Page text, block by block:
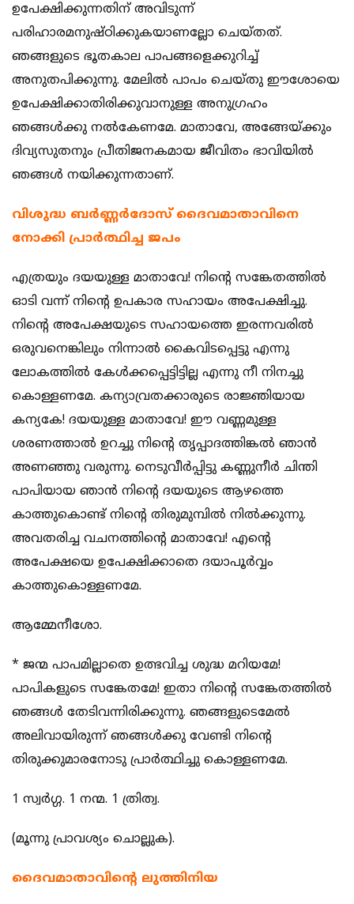
ഉപേക്ഷിക്കുന്നതിന് അവിടുന്ന്‍
പരിഹാരമനുഷ്ഠിക്കുകയാണല്ലോ ചെയ്തത്.
ഞങ്ങളുടെ ഭൂതകാല പാപങ്ങളെക്കുറിച്ച്
അനുതപിക്കുന്നു. മേലില്‍ പാപം ചെയ്തു ഈശോയെ
ഉപേക്ഷിക്കാതിരിക്കുവാനുള്ള അനുഗ്രഹം
ഞങ്ങള്‍ക്കു നല്‍കേണമേ. മാതാവേ, അങ്ങേയ്ക്കും
ദിവ്യസുതനും പ്രീതിജനകമായ ജീവിതം ഭാവിയില്‍
ഞങ്ങള്‍ നയിക്കുന്നതാണ്.
വിശുദ്ധ ബര്‍ണ്ണര്‍ദോസ് ദൈവമാതാവിനെ
നോക്കി പ്രാര്‍ത്ഥിച്ച ജപം
എത്രയും ദയയുള്ള മാതാവേ! നിന്‍റെ സങ്കേതത്തില്‍
ഓടി വന്ന്‌ നിന്‍റെ ഉപകാര സഹായം അപേക്ഷിച്ചു.
നിന്‍റെ അപേക്ഷയുടെ സഹായത്തെ ഇരന്നവരില്‍
ഒരുവനെങ്കിലും നിന്നാല്‍ കൈവിടപ്പെട്ടു എന്നു
ലോകത്തില്‍ കേള്‍ക്കപ്പെട്ടിട്ടില്ല എന്നു നീ നിനച്ചു
കൊള്ളണമേ. കന്യാവ്രതക്കാരുടെ രാജ്ഞിയായ
കന്യകേ! ദയയുള്ള മാതാവേ! ഈ വണ്ണമുള്ള
ശരണത്താല്‍ ഉറച്ചു നിന്‍റെ തൃപ്പാദത്തിങ്കല്‍ ഞാന്‍
അണഞ്ഞു വരുന്നു. നെടുവീര്‍പ്പിട്ടു കണ്ണുനീര്‍ ചിന്തി
പാപിയായ ഞാന്‍ നിന്‍റെ ദയയുടെ ആഴത്തെ
കാത്തുകൊണ്ട് നിന്‍റെ തിരുമുമ്പില്‍ നില്‍ക്കുന്നു.
അവതരിച്ച വചനത്തിന്‍റെ മാതാവേ! എന്‍റെ
അപേക്ഷയെ ഉപേക്ഷിക്കാതെ ദയാപൂര്‍വ്വം
കാത്തുകൊള്ളണമേ.
ആമ്മേനീശോ.
* ജന്മ പാപമില്ലാതെ ഉത്ഭവിച്ച ശുദ്ധ മറിയമേ!
പാപികളുടെ സങ്കേതമേ! ഇതാ നിന്‍റെ സങ്കേതത്തില്‍
ഞങ്ങള്‍ തേടിവന്നിരിക്കുന്നു. ഞങ്ങളുടെമേല്‍
അലിവായിരുന്ന് ഞങ്ങള്‍ക്കു വേണ്ടി നിന്‍റെ
തിരുക്കുമാരനോടു പ്രാര്‍ത്ഥിച്ചു കൊള്ളണമേ.
1 സ്വര്‍ഗ്ഗ. 1 നന്മ. 1 ത്രിത്വ.
(മൂന്നു പ്രാവശ്യം ചൊല്ലുക).
ദൈവമാതാവിന്റെ ലുത്തിനിയ